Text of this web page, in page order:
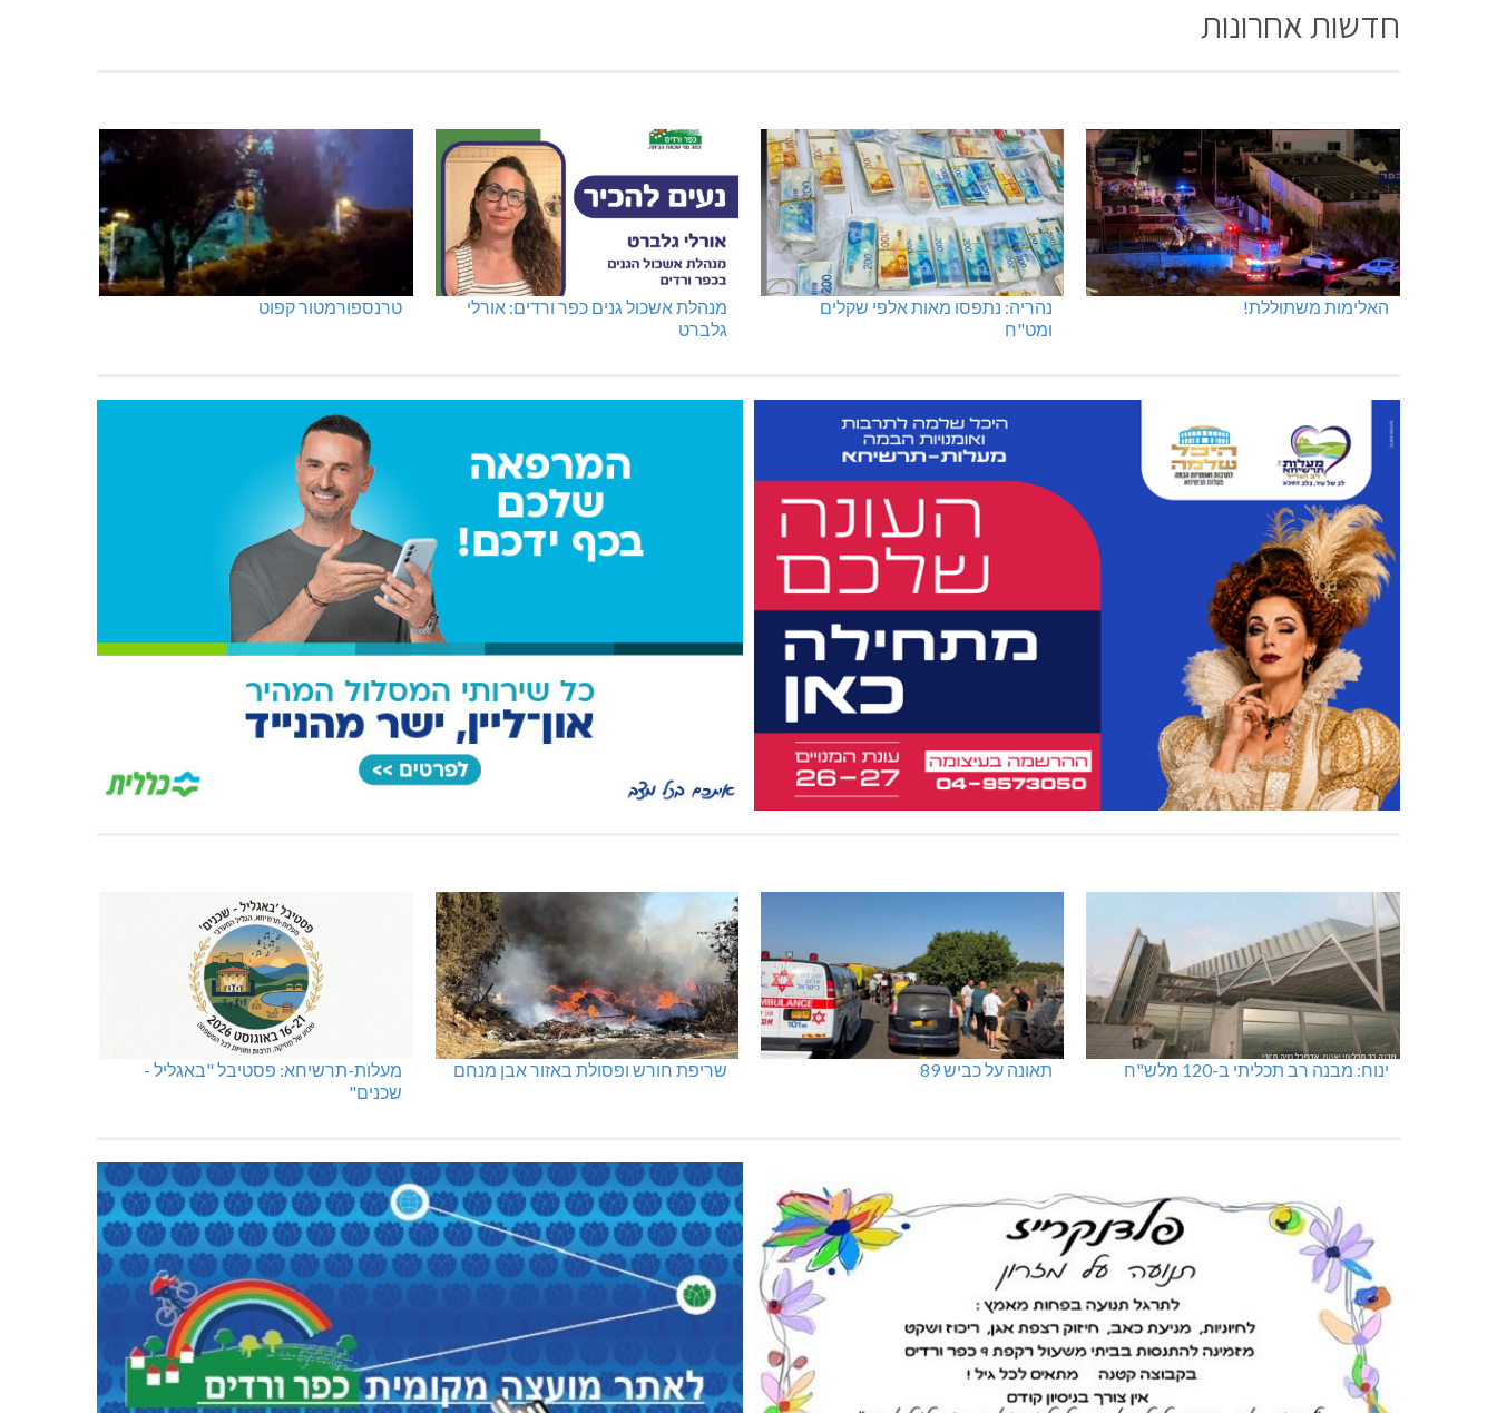
חדשות אחרונות
האלימות משתוללת!
נהריה: נתפסו מאות אלפי שקלים
ומט"ח
מנהלת אשכול גנים כפר ורדים: אורלי
גלברט
טרנספורמטור קפוט
ינוח: מבנה רב תכליתי ב-120 מלש"ח תאונה על כביש 89 שריפת חורש ופסולת באזור אבן מנחם
מעלות-תרשיחא: פסטיבל "באגליל -
שכנים"